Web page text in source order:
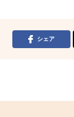
シェア